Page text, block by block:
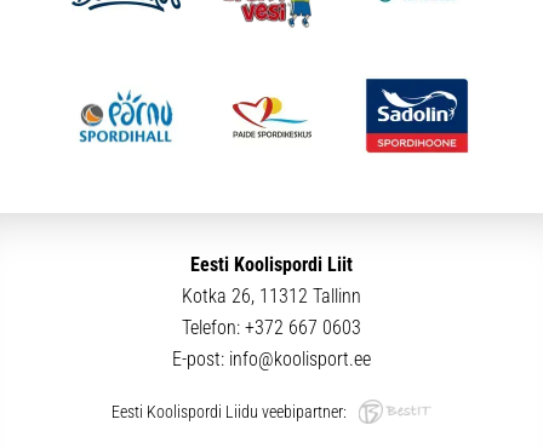
Eesti Koolispordi Liit
Kotka 26, 11312 Tallinn
Telefon: +372 667 0603
E-post: info@koolisport.ee
Eesti Koolispordi Liidu veebipartner: